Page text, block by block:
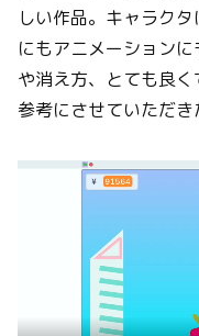
しい作品。キャラク
にもアニメーション
や消え方、とても良
参考にさせていただ